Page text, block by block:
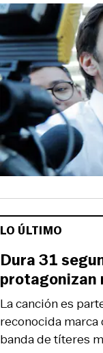
LO ÚLTIMO
La canción es
reconocida
banda de títeres
Dura 31
protagonizan